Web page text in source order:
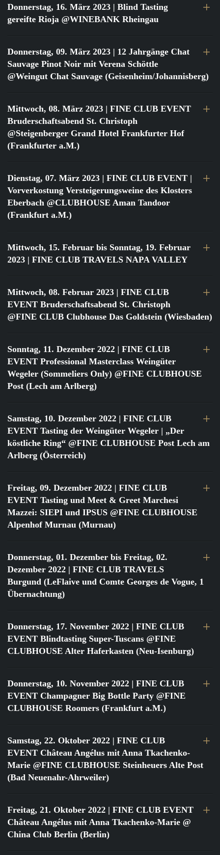
Donnerstag, 16. März 2023 | Blind Tasting
gereifte Rioja @WINEBANK Rheingau
Donnerstag, 09. März 2023 | 12 Jahrgänge Chat
Sauvage Pinot Noir mit Verena Schöttle
@Weingut Chat Sauvage (Geisenheim/Johannisberg)
Mittwoch, 08. März 2023 | FINE CLUB EVENT
Bruderschaftsabend St. Christoph
@Steigenberger Grand Hotel Frankfurter Hof
(Frankfurter a.M.)
Dienstag, 07. März 2023 | FINE CLUB EVENT |
Vorverkostung Versteigerungsweine des Klosters
Eberbach @CLUBHOUSE Aman Tandoor
(Frankfurt a.M.)
Mittwoch, 15. Februar bis Sonntag, 19. Februar
2023 | FINE CLUB TRAVELS NAPA VALLEY
Mittwoch, 08. Februar 2023 | FINE CLUB
EVENT Bruderschaftsabend St. Christoph
@FINE CLUB Clubhouse Das Goldstein (Wiesbaden)
Sonntag, 11. Dezember 2022 | FINE CLUB
EVENT Professional Masterclass Weingüter
Wegeler (Sommeliers Only) @FINE CLUBHOUSE
Post (Lech am Arlberg)
Samstag, 10. Dezember 2022 | FINE CLUB
EVENT Tasting der Weingüter Wegeler | „Der
köstliche Ring“ @FINE CLUBHOUSE Post Lech am
Arlberg (Österreich)
Freitag, 09. Dezember 2022 | FINE CLUB
EVENT Tasting und Meet & Greet Marchesi
Mazzei: SIEPI und IPSUS @FINE CLUBHOUSE
Alpenhof Murnau (Murnau)
Donnerstag, 01. Dezember bis Freitag, 02.
Dezember 2022 | FINE CLUB TRAVELS
Burgund (LeFlaive und Comte Georges de Vogue, 1
Übernachtung)
Donnerstag, 17. November 2022 | FINE CLUB
EVENT Blindtasting Super-Tuscans @FINE
CLUBHOUSE Alter Haferkasten (Neu-Isenburg)
Donnerstag, 10. November 2022 | FINE CLUB
EVENT Champagner Big Bottle Party @FINE
CLUBHOUSE Roomers (Frankfurt a.M.)
Samstag, 22. Oktober 2022 | FINE CLUB
EVENT Château Angélus mit Anna Tkachenko-
Marie @FINE CLUBHOUSE Steinheuers Alte Post
(Bad Neuenahr-Ahrweiler)
Freitag, 21. Oktober 2022 | FINE CLUB EVENT
Château Angélus mit Anna Tkachenko-Marie @
China Club Berlin (Berlin)